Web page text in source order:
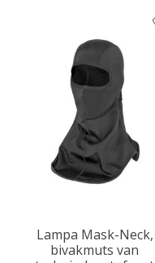
Lampa Mask-Neck,
bivakmuts van